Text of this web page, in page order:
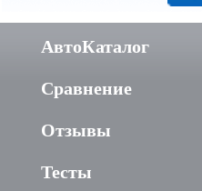
АвтоКаталог
Сравнение
Отзывы
Тесты